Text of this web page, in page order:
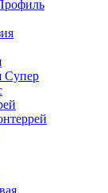
Супер